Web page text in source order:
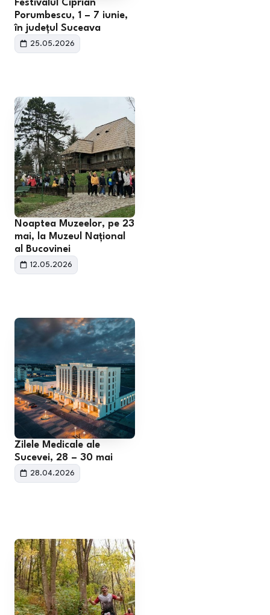
Festivalul Ciprian
Porumbescu, 1 – 7 iunie,
în județul Suceava
25.05.2026
Noaptea Muzeelor, pe 23
mai, la Muzeul Național
al Bucovinei
12.05.2026
Zilele Medicale ale
Sucevei, 28 – 30 mai
28.04.2026